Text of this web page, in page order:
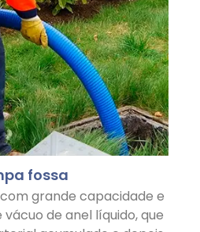
fossa
grande capacidade e
de anel líquido, que